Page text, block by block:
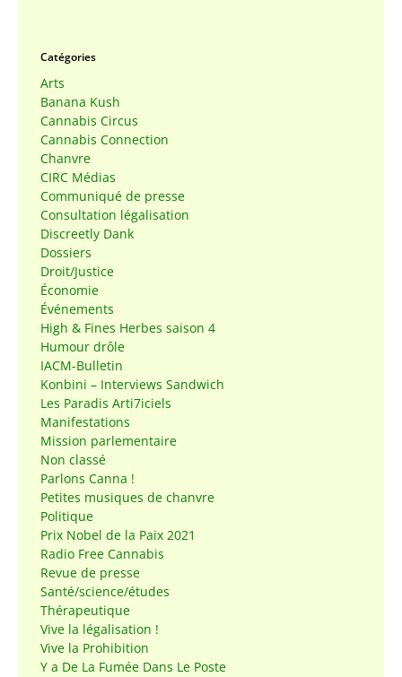
Catégories
Arts
Banana Kush
Cannabis Circus
Cannabis Connection
Chanvre
CIRC Médias
Communiqué de presse
Consultation légalisation
Discreetly Dank
Dossiers
Droit/Justice
Économie
Événements
High & Fines Herbes saison 4
Humour drôle
IACM-Bulletin
Konbini – Interviews Sandwich
Les Paradis Arti7iciels
Manifestations
Mission parlementaire
Non classé
Parlons Canna !
Petites musiques de chanvre
Politique
Prix Nobel de la Paix 2021
Radio Free Cannabis
Revue de presse
Santé/science/études
Thérapeutique
Vive la légalisation !
Vive la Prohibition
Y a De La Fumée Dans Le Poste